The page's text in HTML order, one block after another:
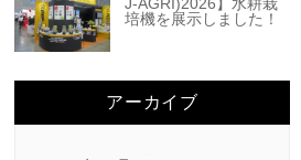
培機を展示しました！
アーカイブ